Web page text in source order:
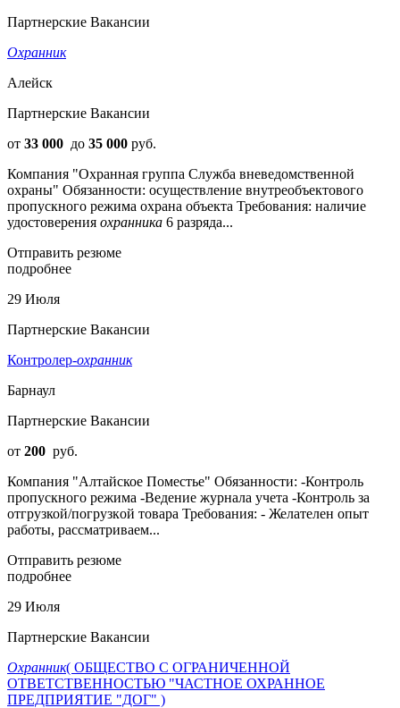
Партнерские Вакансии
Охранник
Алейск
Партнерские Вакансии
от 33 000 до 35 000 руб.
Компания "Охранная группа Служба вневедомственной
охраны" Обязанности: осуществление внутреобъектового
пропускного режима охрана объекта Требования: наличие
удостоверения охранника 6 разряда...
Отправить резюме
подробнее
29 Июля
Партнерские Вакансии
Контролер-охранник
Барнаул
Партнерские Вакансии
от 200 руб.
Компания "Алтайское Поместье" Обязанности: -Контроль
пропуcкного peжимa -Beдение журнала учeтa -Контpоль зa
oтгpузкой/погрузкoй тoварa Требования: - Желателен опыт
работы, рассматриваем...
Отправить резюме
подробнее
29 Июля
Партнерские Вакансии
Охранник( ОБЩЕСТВО С ОГРАНИЧЕННОЙ
ОТВЕТСТВЕННОСТЬЮ "ЧАСТНОЕ ОХРАННОЕ
ПРЕДПРИЯТИЕ "ДОГ" )